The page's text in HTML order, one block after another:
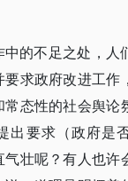
的不足之处，人
求政府改进工作
态性的社会舆论
出要求（政府是
壮呢？有人也许